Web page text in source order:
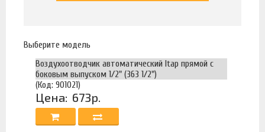
Выберите модель
Воздухоотводчик автоматический Itap прямой с
боковым выпуском 1/2" (363 1/2")
(Код: 901021)
Цена: 673р.